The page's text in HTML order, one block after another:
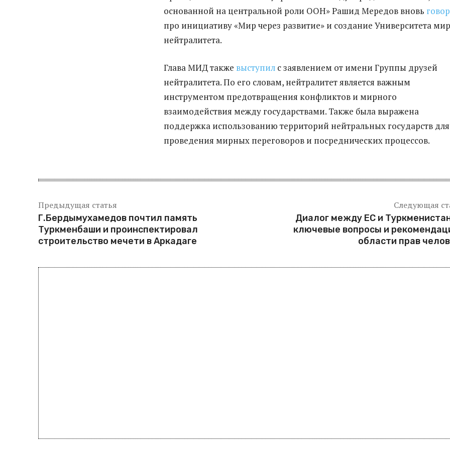
основанной на центральной роли ООН» Рашид Мередов вновь
про инициативу «Мир через развитие» и создание Университета
нейтралитета.
Глава МИД также выступил с заявлением от имени Группы друзей
нейтралитета. По его словам, нейтралитет является важным
инструментом предотвращения конфликтов и мирного
взаимодействия между государствами. Также была выражена
поддержка использованию территорий нейтральных государств для
проведения мирных переговоров и посреднических процессов.
Предыдущая статья
Г.Бердымухамедов почтил память
Туркменбаши и проинспектировал
строительство мечети в Аркадаге
Следующая
Диалог между ЕС и
ключевые вопросы и
области прав